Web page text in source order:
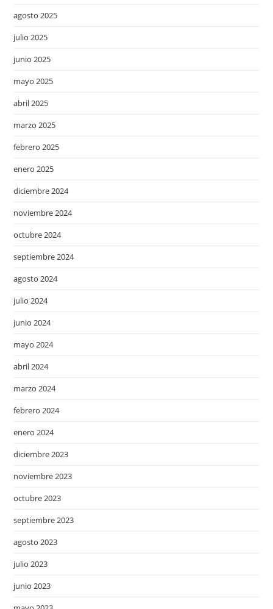
agosto 2025
julio 2025
junio 2025
mayo 2025
abril 2025
marzo 2025
febrero 2025
enero 2025
diciembre 2024
noviembre 2024
octubre 2024
septiembre 2024
agosto 2024
julio 2024
junio 2024
mayo 2024
abril 2024
marzo 2024
febrero 2024
enero 2024
diciembre 2023
noviembre 2023
octubre 2023
septiembre 2023
agosto 2023
julio 2023
junio 2023